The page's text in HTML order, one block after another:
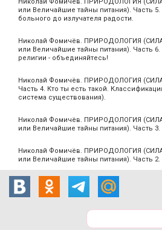
или Величайшие тайны питания). Часть
больного до излучателя радости.
Николай Фомичёв. ПРИРОДОЛОГИЯ
или Величайшие тайны питания). Часть
религии - объединяйтесь!
Николай Фомичёв. ПРИРОДОЛОГИЯ
Часть 4. Кто ты есть такой.
система существования).
Николай Фомичёв. ПРИРОДОЛОГИЯ
или Величайшие тайны питания). Часть
Николай Фомичёв. ПРИРОДОЛОГИЯ
или Величайшие тайны питания). Часть